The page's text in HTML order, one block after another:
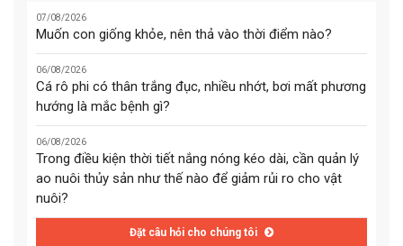
07/08/2026
Muốn con giống khỏe, nên thả vào thời điểm nào?
06/08/2026
Cá rô phi có thân trắng đục, nhiều nhớt, bơi mất phương
hướng là mắc bệnh gì?
06/08/2026
Trong điều kiện thời tiết nắng nóng kéo dài, cần quản lý
ao nuôi thủy sản như thế nào để giảm rủi ro cho vật
nuôi?
Đặt câu hỏi cho chúng tôi